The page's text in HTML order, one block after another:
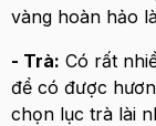
vàng hoàn hảo
- Trà: Có rất
để có được
chọn lục trà lài